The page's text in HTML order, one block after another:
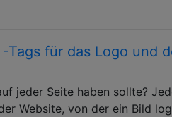
Tags für das Logo und
jeder Seite haben sollte?
Website, von der ein Bild